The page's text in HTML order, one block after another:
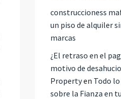
construccioness
un piso de alquiler
marcas
¿El retraso en el
motivo de
Propertyen Todo
sobre la Fianza en